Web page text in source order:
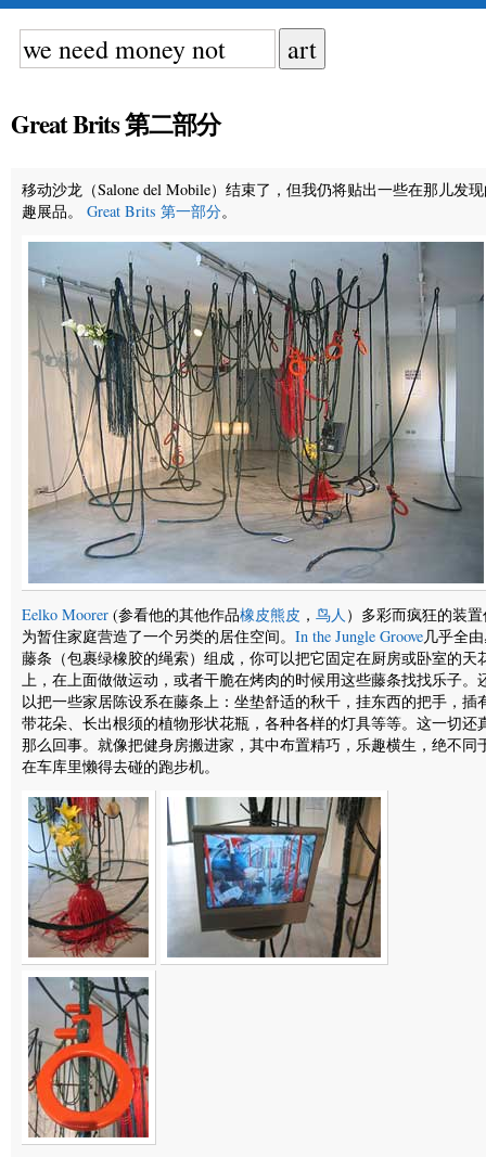
Great Brits 第二部分
移动沙龙（Salone del Mobile）结束了，但我仍将贴出一些在那儿发
趣展品。 Great Brits 第一部分。
Eelko Moorer (参看他的其他作品橡皮熊皮 ， 鸟人 ）多彩而疯狂的装
为暂住家庭营造了一个另类的居住空间。 In the Jungle Groove几乎全
藤条（包裹绿橡胶的绳索）组成，你可以把它固定在厨房或卧室的天
上，在上面做做运动，或者干脆在烤肉的时候用这些藤条找找乐子。
以把一些家居陈设系在藤条上：坐垫舒适的秋千，挂东西的把手，插
带花朵、长出根须的植物形状花瓶，各种各样的灯具等等。这一切还
那么回事。就像把健身房搬进家，其中布置精巧，乐趣横生，绝不同
在车库里懒得去碰的跑步机。